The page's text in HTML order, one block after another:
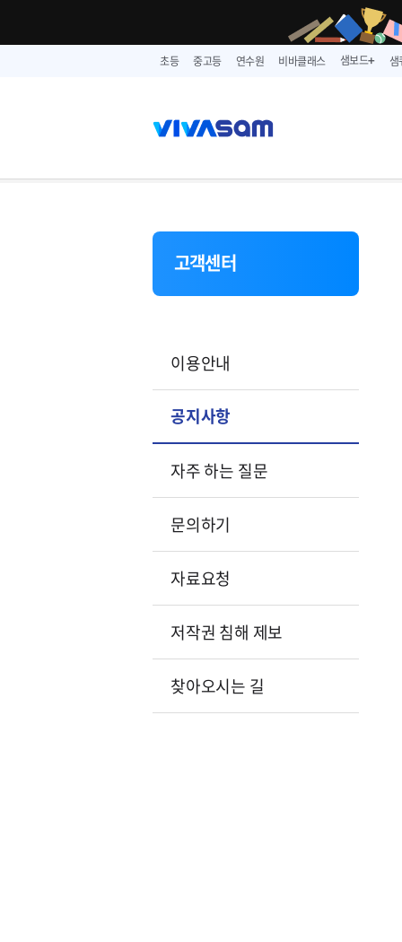
초등 중고등 연수원 비바클래스 샘보드➕
고객센터
이용안내
공지사항
자주 하는 질문
문의하기
자료요청
저작권 침해 제보
찾아오시는 길